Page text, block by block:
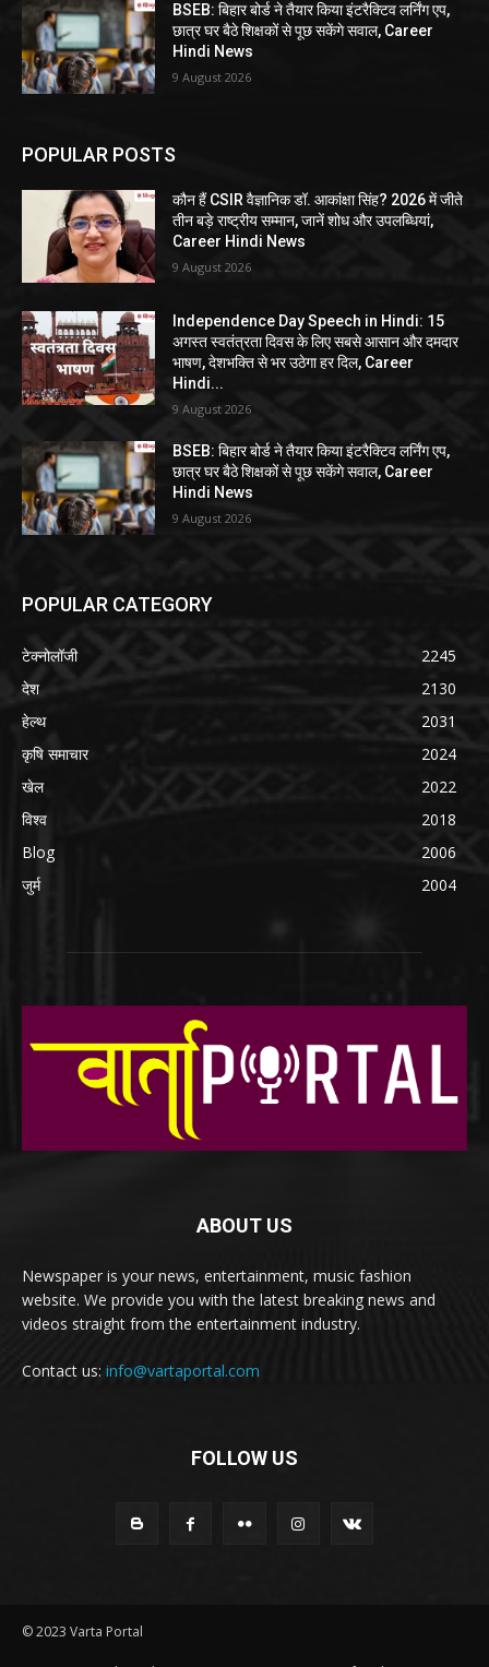
BSEB: बिहार बोर्ड ने तैयार किया इंटरैक्टिव लर्निंग एप,
छात्र घर बैठे शिक्षकों से पूछ सकेंगे सवाल, Career
Hindi News
9 August 2026
POPULAR POSTS
कौन हैं CSIR वैज्ञानिक डॉ. आकांक्षा सिंह? 2026 में जीते
तीन बड़े राष्ट्रीय सम्मान, जानें शोध और उपलब्धियां,
Career Hindi News
9 August 2026
Independence Day Speech in Hindi: 15
अगस्त स्वतंत्रता दिवस के लिए सबसे आसान और दमदार
भाषण, देशभक्ति से भर उठेगा हर दिल, Career
Hindi...
9 August 2026
BSEB: बिहार बोर्ड ने तैयार किया इंटरैक्टिव लर्निंग एप,
छात्र घर बैठे शिक्षकों से पूछ सकेंगे सवाल, Career
Hindi News
9 August 2026
POPULAR CATEGORY
टेक्नोलॉजी
2245
देश
2130
हेल्थ
2031
कृषि समाचार
2024
खेल
2022
विश्व
2018
Blog
2006
जुर्म
2004
ABOUT US
Newspaper is your news, entertainment, music fashion
website. We provide you with the latest breaking news and
videos straight from the entertainment industry.
Contact us: info@vartaportal.com
FOLLOW US
© 2023 Varta Portal